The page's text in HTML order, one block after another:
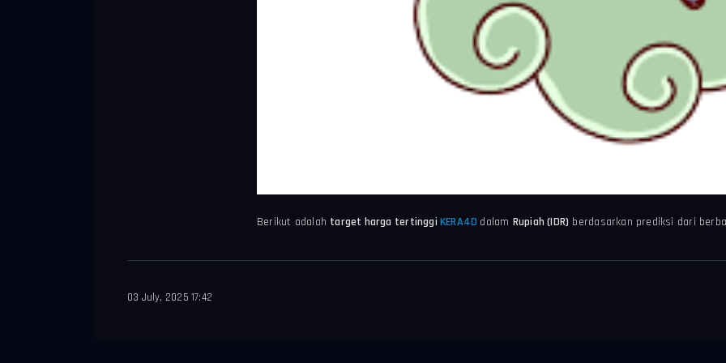
Berikut adalah target harga tertinggi KERA4D dalam Rupiah (IDR) berdasarkan prediksi dari
03 July, 2025 17:42